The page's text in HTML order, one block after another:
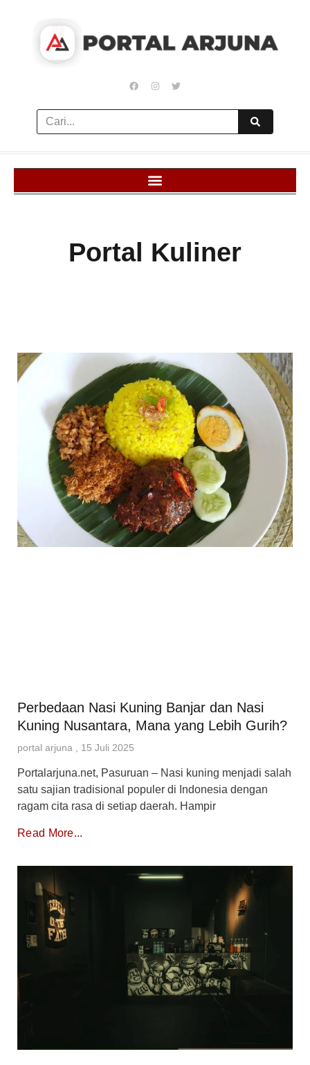
Portal Kuliner
Perbedaan Nasi Kuning Banjar dan Nasi
Kuning Nusantara, Mana yang Lebih Gurih?
portal arjuna 15 Juli 2025
Portalarjuna.net, Pasuruan – Nasi kuning menjadi salah
satu sajian tradisional populer di Indonesia dengan
ragam cita rasa di setiap daerah. Hampir
Read More...